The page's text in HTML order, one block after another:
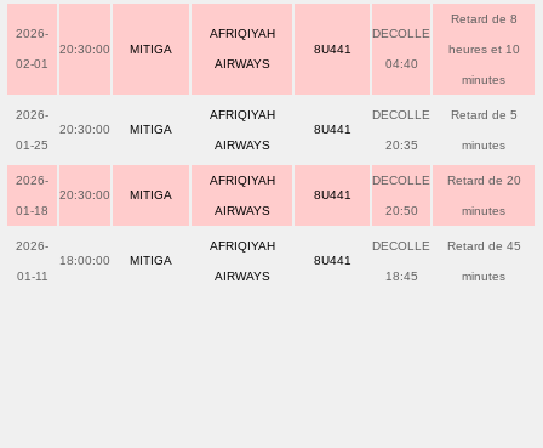
2026-
02-01
20:30:00 MITIGA
AFRIQIYAH
AIRWAYS
8U441
DECOLLE
04:40
Retard de 8
heures et 10
minutes
2026-
01-25
20:30:00 MITIGA
AFRIQIYAH
AIRWAYS
8U441
DECOLLE
20:35
Retard de 5
minutes
2026-
01-18
20:30:00 MITIGA
AFRIQIYAH
AIRWAYS
8U441
DECOLLE
20:50
Retard de 20
minutes
2026-
01-11
18:00:00 MITIGA
AFRIQIYAH
AIRWAYS
8U441
DECOLLE
18:45
Retard de 45
minutes